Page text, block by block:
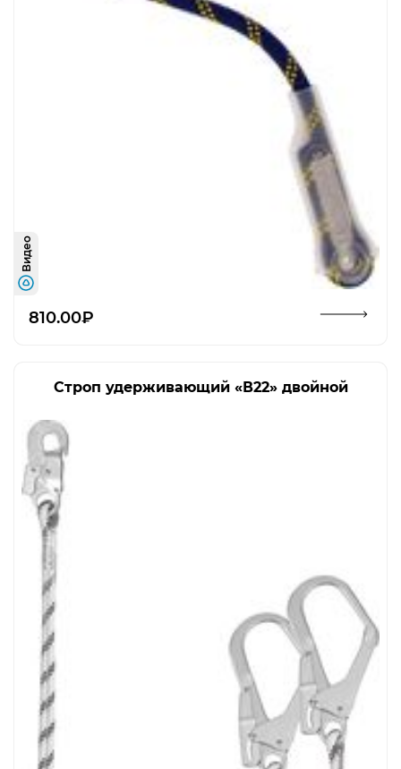
Видео
810.00₽
Строп удерживающий «В22» двойной